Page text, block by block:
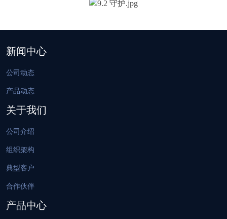
新闻中心
公司动态
产品动态
关于我们
公司介绍
组织架构
典型客户
合作伙伴
产品中心